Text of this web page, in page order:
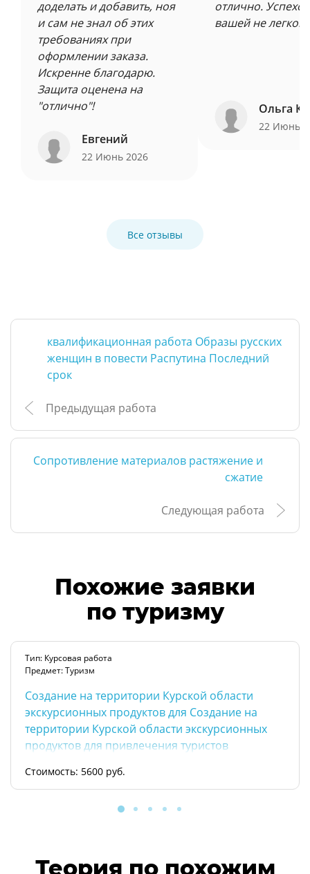
доделать и добавить, ноя
и сам не знал об этих
требованиях при
оформлении заказа.
Искренне благодарю.
Защита оценена на
"отлично"!
Евгений
22 Июнь 2026
отлично.
вашей не легкой
Ольга
22 Июнь
Все отзывы
квалификационная работа Образы русских
женщин в повести Распутина Последний
срок
Предыдущая работа
Сопротивление материалов растяжение и
сжатие
Следующая работа
Похожие заявки
по туризму
Тип: Курсовая работа
Предмет: Туризм
Создание на территории Курской области
экскурсионных продуктов для Создание на
территории Курской области экскурсионных
продуктов для привлечения туристов
Стоимость: 5600 руб.
Теория по похожим